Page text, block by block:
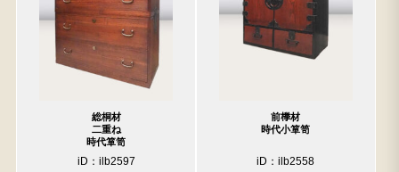
総桐材
二重ね
時代箪笥
iD：ilb2597
前﨔材
時代小箪笥
iD：ilb2558